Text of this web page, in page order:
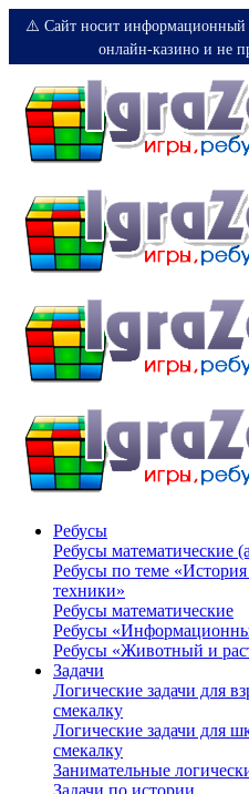
⚠️ Сайт носит информационный
онлайн-казино и не
Ребусы
Ребусы математические
Ребусы по теме
техники»
Ребусы математические
Ребусы
Ребусы «Животный и
Задачи
Логические задачи для
смекалку
Логические задачи для
смекалку
Занимательные
Задачи по истории